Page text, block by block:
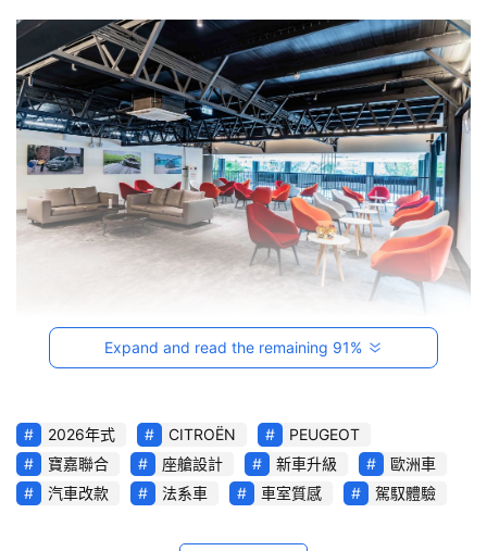
試
駕
影
音
台
灣
車
與
玩
C
A
R
Expand and read the remaining 91%
2026年式 CITROËN
PEUGEOT
寶嘉聯合
座艙設計 新車升級
歐洲車
汽車改款
法系車 車室質感 駕馭體驗